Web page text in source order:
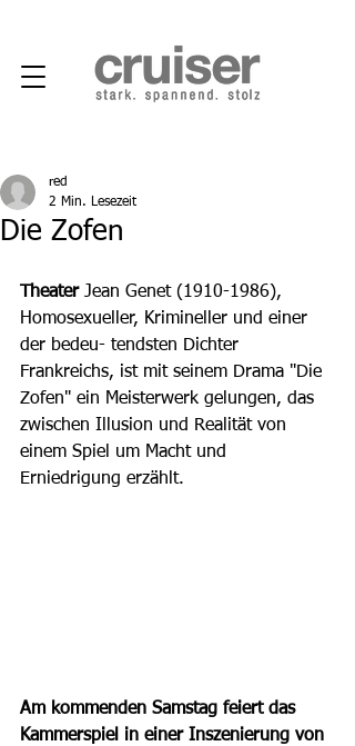
Die Zofen
red
2 Min. Lesezeit
Theater Jean Genet (1910-1986),
Homosexueller, Krimineller und einer
der bedeu- tendsten Dichter
Frankreichs, ist mit seinem Drama "Die
Zofen" ein Meisterwerk gelungen, das
zwischen Illusion und Realität von
einem Spiel um Macht und
Erniedrigung erzählt.
Am kommenden Samstag feiert das
Kammerspiel in einer Inszenierung von